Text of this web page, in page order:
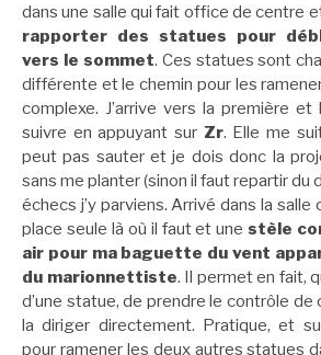
dans une salle qui fait office de centre
rapporter des statues pour
vers le sommet. Ces statues sont
différente et le chemin pour les
complexe. J’arrive vers la première
suivre en appuyant sur Zr. Elle me
peut pas sauter et je dois donc la
sans me planter (sinon il faut repartir du
échecs j’y parviens. Arrivé dans la
place seule là où il faut et unestèle
air pour ma baguette du vent
du marionnettiste. Il permet en fait,
d’une statue, de prendre le contrôle
la diriger directement. Pratique, et
pour ramener les deux autres statues